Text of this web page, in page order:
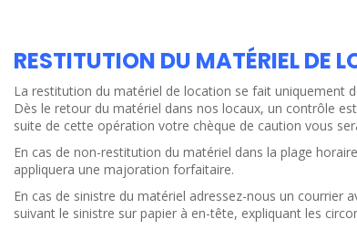
RESTITUTION DU MATÉRIEL DE
La restitution du matériel de location se fait uniquement
Dès le retour du matériel dans nos locaux, un contrôle
suite de cette opération votre chèque de caution vous
En cas de non-restitution du matériel dans la plage
appliquera une majoration forfaitaire.
En cas de sinistre du matériel adressez-nous un courrier
suivant le sinistre sur papier à en-tête, expliquant les